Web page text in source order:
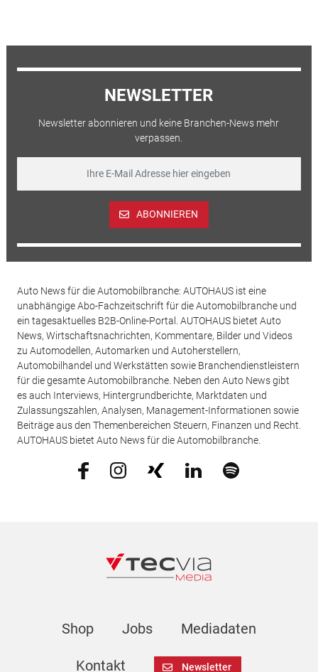
NEWSLETTER
Newsletter abonnieren und keine Branchen-News mehr
verpassen.
ABONNIEREN
Auto News für die Automobilbranche: AUTOHAUS ist eine
unabhängige Abo-Fachzeitschrift für die Automobilbranche und
ein tagesaktuelles B2B-Online-Portal. AUTOHAUS bietet Auto
News, Wirtschaftsnachrichten, Kommentare, Bilder und Videos
zu Automodellen, Automarken und Autoherstellern,
Automobilhandel und Werkstätten sowie Branchendienstleistern
für die gesamte Automobilbranche. Neben den Auto News gibt
es auch Interviews, Hintergrundberichte, Marktdaten und
Zulassungszahlen, Analysen, Management-Informationen sowie
Beiträge aus den Themenbereichen Steuern, Finanzen und Recht.
AUTOHAUS bietet Auto News für die Automobilbranche.
Shop Jobs Mediadaten
Kontakt Newsletter